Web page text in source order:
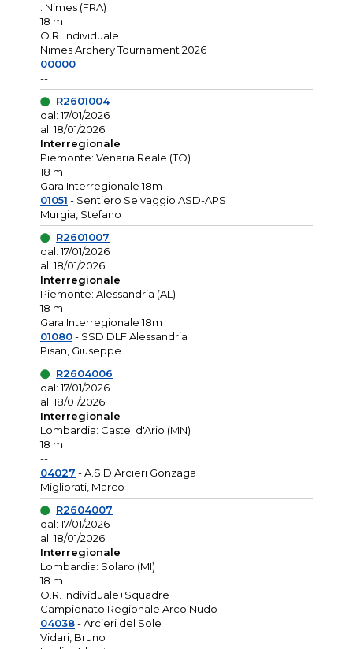
: Nimes (FRA)
18 m
O.R. Individuale
Nimes Archery Tournament 2026
00000-
--
R2601004
dal: 17/01/2026
al: 18/01/2026
Interregionale
Piemonte: Venaria Reale (TO)
18 m
Gara Interregionale 18m
01051 - Sentiero Selvaggio ASD-APS
Murgia, Stefano
R2601007
dal: 17/01/2026
al: 18/01/2026
Interregionale
Piemonte: Alessandria (AL)
18 m
Gara Interregionale 18m
01080- SSD DLF Alessandria
Pisan, Giuseppe
R2604006
dal: 17/01/2026
al: 18/01/2026
Interregionale
Lombardia: Castel d'Ario (MN)
18 m
--
04027 - A.S.D.Arcieri Gonzaga
Migliorati, Marco
R2604007
dal: 17/01/2026
al: 18/01/2026
Interregionale
Lombardia: Solaro (MI)
18 m
O.R. Individuale+Squadre
Campionato Regionale Arco Nudo
04038- Arcieri del Sole
Vidari, Bruno